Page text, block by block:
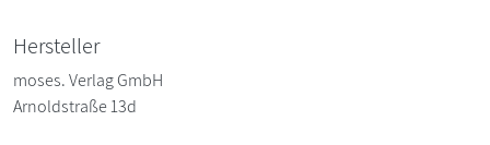
Hersteller
moses. Verlag GmbH
Arnoldstraße 13d